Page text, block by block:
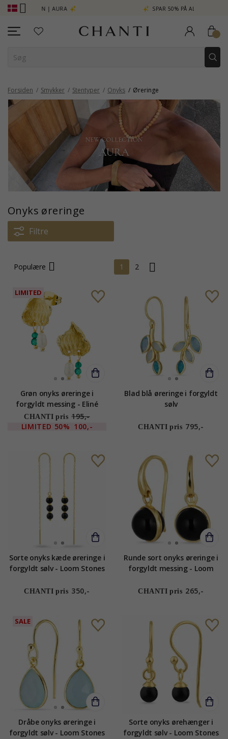
SPAR 50% PÅ ALT ELINÉ
Forsiden Smykker Stentyper Onyks Øreringe
Onyks øreringe
Filtre
Populære 1 2
LIMITED
Grøn onyks øreringe i
forgyldt messing - Eliné
CHANTI pris 195,-
LIMITED 50% 100,-
Blad blå øreringe i forgyldt
sølv
CHANTI pris 795,-
Sorte onyks kæde øreringe i
forgyldt sølv - Loom Stones
CHANTI pris 350,-
Runde sort onyks øreringe i
forgyldt messing - Loom
CHANTI pris 265,-
SALE
Dråbe onyks øreringe i
forgyldt sølv - Loom Stones
Sorte onyks ørehænger i
forgyldt sølv - Loom Stones